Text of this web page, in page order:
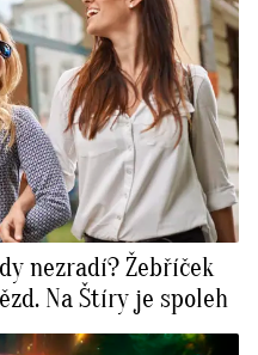
nezradí? Žebříček
Na Štíry je spoleh